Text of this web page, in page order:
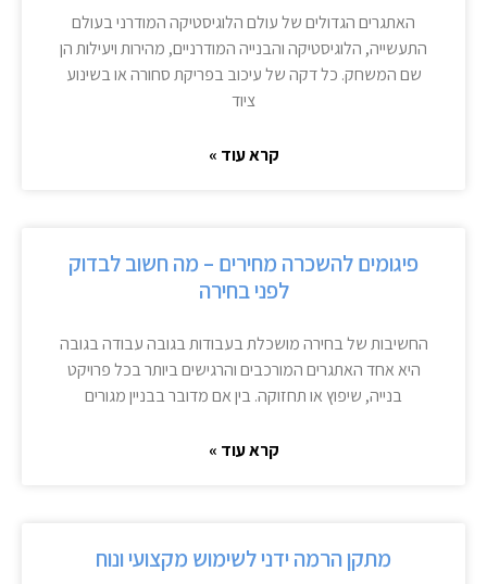
האתגרים הגדולים של עולם הלוגיסטיקה המודרני בעולם
התעשייה, הלוגיסטיקה והבנייה המודרניים, מהירות ויעילות הן
שם המשחק. כל דקה של עיכוב בפריקת סחורה או בשינוע
ציוד
קרא עוד »
פיגומים להשכרה מחירים – מה חשוב לבדוק
לפני בחירה
החשיבות של בחירה מושכלת בעבודות בגובה עבודה בגובה
היא אחד האתגרים המורכבים והרגישים ביותר בכל פרויקט
בנייה, שיפוץ או תחזוקה. בין אם מדובר בבניין מגורים
קרא עוד »
מתקן הרמה ידני לשימוש מקצועי ונוח